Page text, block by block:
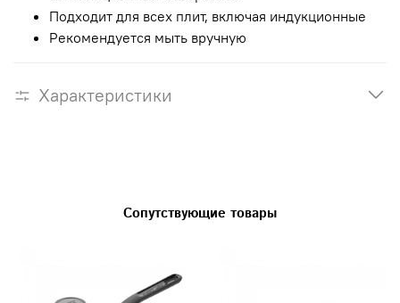
Подходит для всех плит, включая индукционные
Рекомендуется мыть вручную
Характеристики
Сопутствующие товары